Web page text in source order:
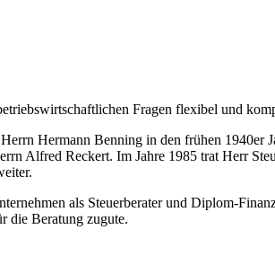
Fragen flexibel und
Hermann Benning in den frühen 1940er
Alfred Reckert. Im Jahre 1985 trat Herr
als Steuerberater und Diplom-
die Beratung zugute.